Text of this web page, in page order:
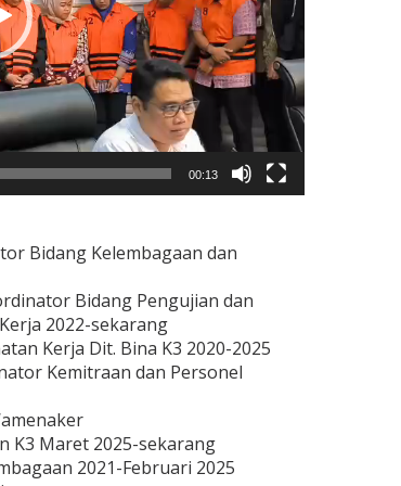
00:13
Bidang Kelembagaan dan
Bidang Pengujian dan
2022-sekarang
Kerja Dit. Bina K3 2020-2025
Kemitraan dan Personel
K3 Maret 2025-sekarang
2021-Februari 2025